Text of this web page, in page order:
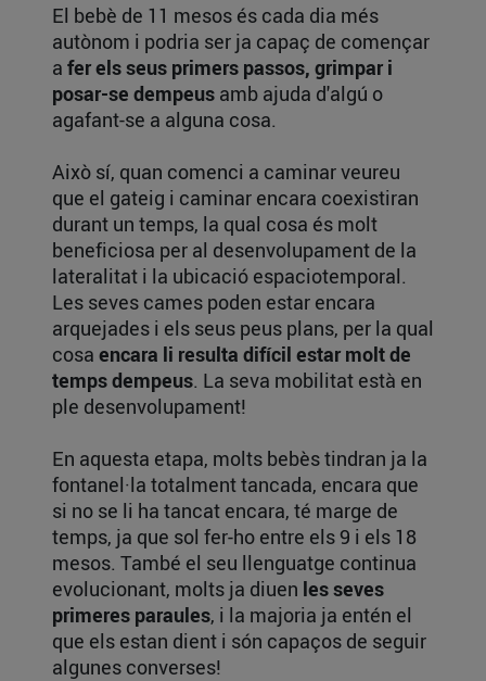
El bebè de 11 mesos és cada dia més
autònom i podria ser ja capaç de començar
a fer els seus primers passos, grimpar i
posar-se dempeus amb ajuda d'algú o
agafant-se a alguna cosa.
Això sí, quan comenci a caminar veureu
que el gateig i caminar encara coexistiran
durant un temps, la qual cosa és molt
beneficiosa per al desenvolupament de la
lateralitat i la ubicació espaciotemporal.
Les seves cames poden estar encara
arquejades i els seus peus plans, per la qual
cosa encara li resulta difícil estar molt de
temps dempeus. La seva mobilitat està en
ple desenvolupament!
En aquesta etapa, molts bebès tindran ja la
fontanel·la totalment tancada, encara que
si no se li ha tancat encara, té marge de
temps, ja que sol fer-ho entre els 9 i els 18
mesos. També el seu llenguatge continua
evolucionant, molts ja diuen les seves
primeres paraules, i la majoria ja entén el
que els estan dient i són capaços de seguir
algunes converses!